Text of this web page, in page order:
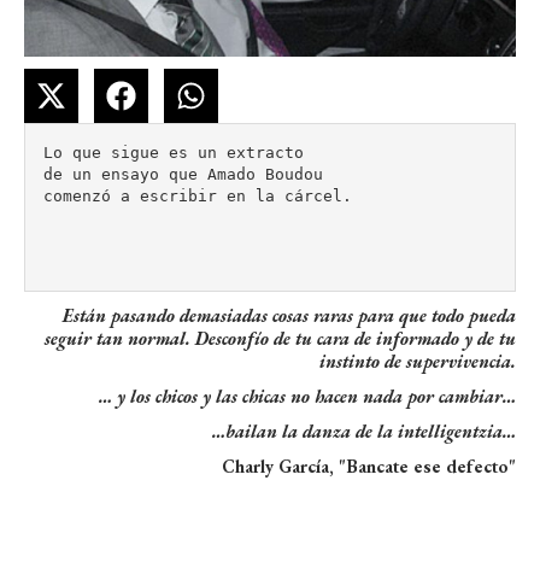
Lo que sigue es un extracto
de un ensayo que Amado Boudou
comenzó a escribir en la cárcel.
Están pasando demasiadas cosas raras para que todo pueda
seguir tan normal. Desconfío de tu cara de informado y de tu
instinto de supervivencia.
… y los chicos y las chicas no hacen nada por cambiar…
…bailan la danza de la intelligentzia…
Charly García, "Bancate ese defecto"